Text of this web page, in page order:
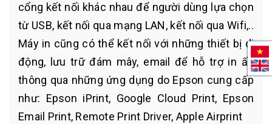
cổng kết nối khác nhau để người dùng lựa chọn
từ USB, kết nối qua mạng LAN, kết nối qua Wifi,..
Máy in cũng có thể kết nối với những thiết bị di
động, lưu trữ đám mây, email để hỗ trợ in ấn
thông qua những ứng dụng do Epson cung cấp
như: Epson iPrint, Google Cloud Print, Epson
Email Print, Remote Print Driver, Apple Airprint